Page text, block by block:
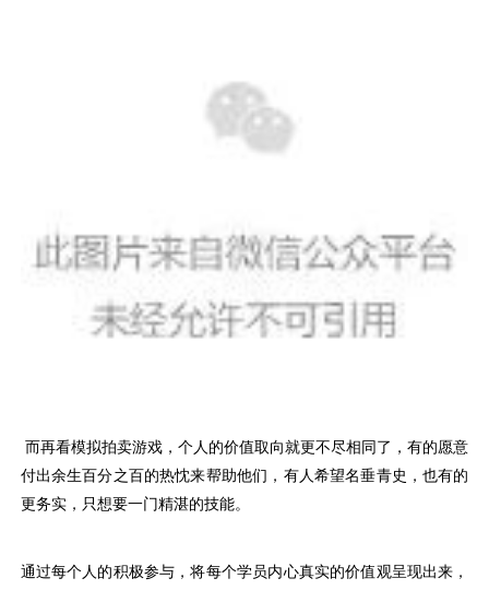
而再看模拟拍卖游戏，个人的价值取向就更不尽相同了，有的愿意
付出余生百分之百的热忱来帮助他们，有人希望名垂青史，也有的
更务实，只想要一门精湛的技能。
通过每个人的积极参与，将每个学员内心真实的价值观呈现出来，